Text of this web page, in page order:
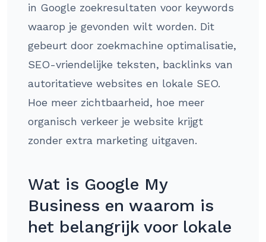
in Google zoekresultaten voor keywords
waarop je gevonden wilt worden. Dit
gebeurt door zoekmachine optimalisatie,
SEO-vriendelijke teksten, backlinks van
autoritatieve websites en lokale SEO.
Hoe meer zichtbaarheid, hoe meer
organisch verkeer je website krijgt
zonder extra marketing uitgaven.
Wat is Google My
Business en waarom is
het belangrijk voor lokale